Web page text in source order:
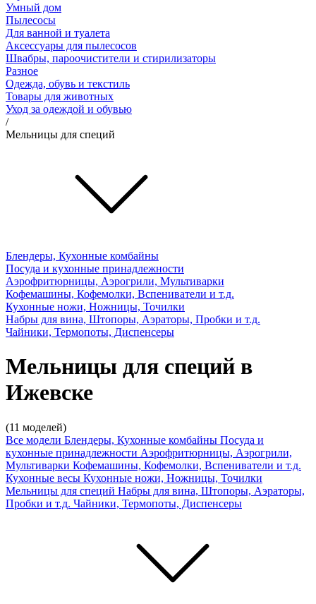
Умный дом
Пылесосы
Для ванной и туалета
Аксессуары для пылесосов
Швабры, пароочистители и стирилизаторы
Разное
Одежда, обувь и текстиль
Товары для животных
Уход за одеждой и обувью
/
Мельницы для специй
Блендеры, Кухонные комбайны
Посуда и кухонные принадлежности
Аэрофритюрницы, Аэрогрили, Мультиварки
Кофемашины, Кофемолки, Вспениватели и т.д.
Кухонные ножи, Ножницы, Точилки
Набры для вина, Штопоры, Аэраторы, Пробки и т.д.
Чайники, Термопоты, Диспенсеры
Мельницы для специй в
Ижевске
(11 моделей)
Все модели Блендеры, Кухонные комбайны Посуда и
кухонные принадлежности Аэрофритюрницы, Аэрогрили,
Мультиварки Кофемашины, Кофемолки, Вспениватели и т.д.
Кухонные весы Кухонные ножи, Ножницы, Точилки
Мельницы для специй Набры для вина, Штопоры, Аэраторы,
Пробки и т.д. Чайники, Термопоты, Диспенсеры